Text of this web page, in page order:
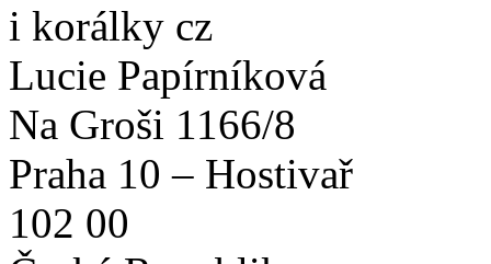
i korálky cz
Lucie Papírníková
Na Groši 1166/8
Praha 10 – Hostivař
102 00